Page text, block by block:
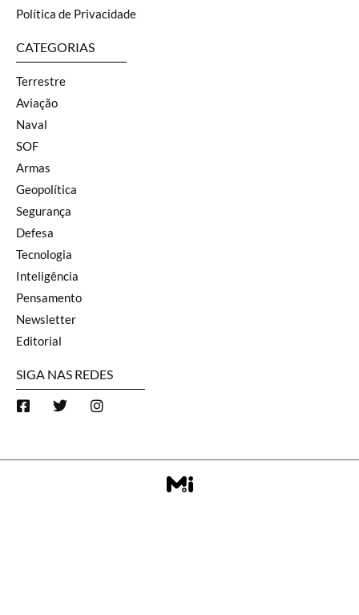
Política de Privacidade
CATEGORIAS
Terrestre
Aviação
Naval
SOF
Armas
Geopolítica
Segurança
Defesa
Tecnologia
Inteligência
Pensamento
Newsletter
Editorial
SIGA NAS REDES